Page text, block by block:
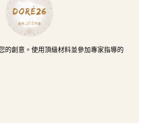
的創意。使用頂級材料並參加專家指導的